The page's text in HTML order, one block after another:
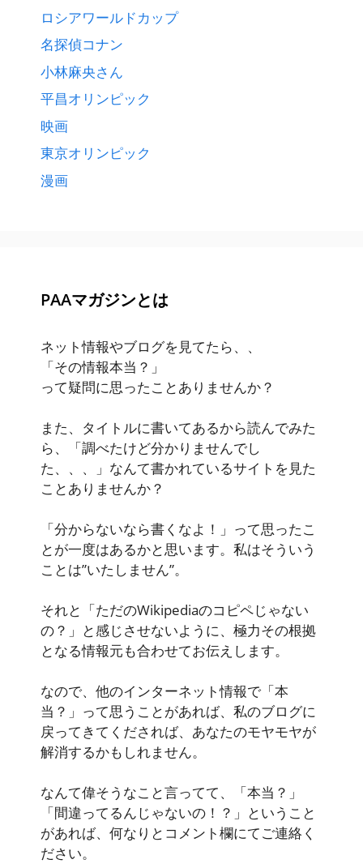
ロシアワールドカップ
名探偵コナン
小林麻央さん
平昌オリンピック
映画
東京オリンピック
漫画
PAAマガジンとは
ネット情報やブログを見てたら、、
「その情報本当？」
って疑問に思ったことありませんか？
また、タイトルに書いてあるから読んでみた
ら、「調べたけど分かりませんでし
た、、、」なんて書かれているサイトを見た
ことありませんか？
「分からないなら書くなよ！」って思ったこ
とが一度はあるかと思います。私はそういう
ことは”いたしません”。
それと「ただのWikipediaのコピペじゃない
の？」と感じさせないように、極力その根拠
となる情報元も合わせてお伝えします。
なので、他のインターネット情報で「本
当？」って思うことがあれば、私のブログに
戻ってきてくだされば、あなたのモヤモヤが
解消するかもしれません。
なんて偉そうなこと言ってて、「本当？」
「間違ってるんじゃないの！？」ということ
があれば、何なりとコメント欄にてご連絡く
ださい。